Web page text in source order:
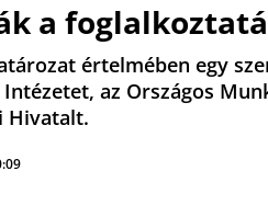
a
értelmében egy
az Országos
Hivatalt.